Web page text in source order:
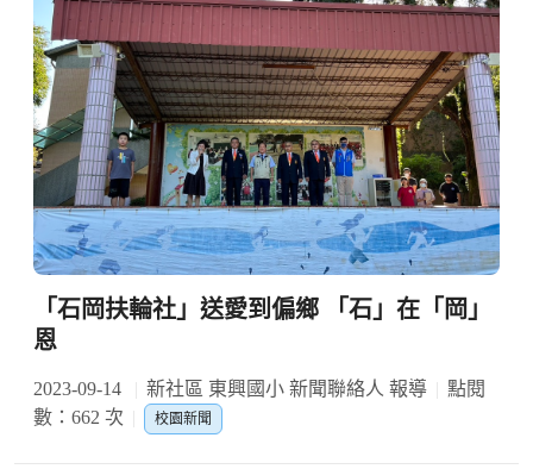
「石岡扶輪社」送愛到偏鄉 「石」在「岡」
恩
2023-09-14 新社區 東興國小 新聞聯絡人 報導
點閱
數：662 次
校園新聞